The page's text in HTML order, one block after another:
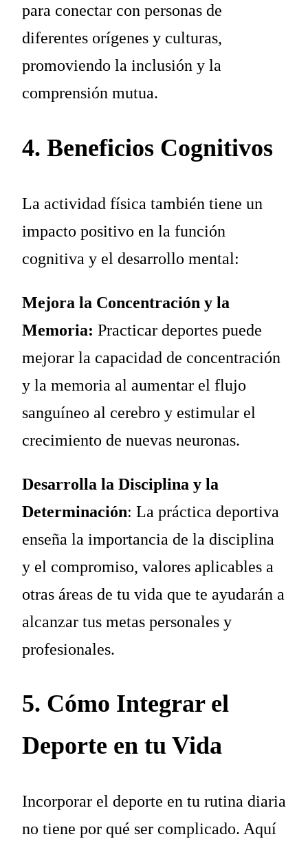
para conectar con personas de
diferentes orígenes y culturas,
promoviendo la inclusión y la
comprensión mutua.
4. Beneficios Cognitivos
La actividad física también tiene un
impacto positivo en la función
cognitiva y el desarrollo mental:
Mejora la Concentración y la
Memoria: Practicar deportes puede
mejorar la capacidad de concentración
y la memoria al aumentar el flujo
sanguíneo al cerebro y estimular el
crecimiento de nuevas neuronas.
Desarrolla la Disciplina y la
Determinación: La práctica deportiva
enseña la importancia de la disciplina
y el compromiso, valores aplicables a
otras áreas de tu vida que te ayudarán a
alcanzar tus metas personales y
profesionales.
5. Cómo Integrar el
Deporte en tu Vida
Incorporar el deporte en tu rutina diaria
no tiene por qué ser complicado. Aquí